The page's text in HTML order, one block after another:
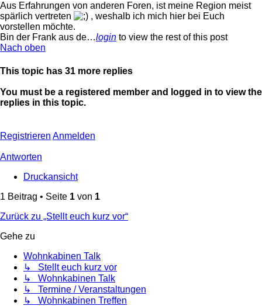
Aus Erfahrungen von anderen Foren, ist meine Region meist
spärlich vertreten
, weshalb ich mich hier bei Euch
vorstellen möchte.
Bin der Frank aus de…login to view the rest of this post
Nach oben
This topic has 31 more replies
You must be a registered member and logged in to view the
replies in this topic.
Registrieren Anmelden
Antworten
Druckansicht
1 Beitrag • Seite 1 von 1
Zurück zu „Stellt euch kurz vor“
Gehe zu
Wohnkabinen Talk
↳ Stellt euch kurz vor
↳ Wohnkabinen Talk
↳ Termine / Veranstaltungen
↳ Wohnkabinen Treffen